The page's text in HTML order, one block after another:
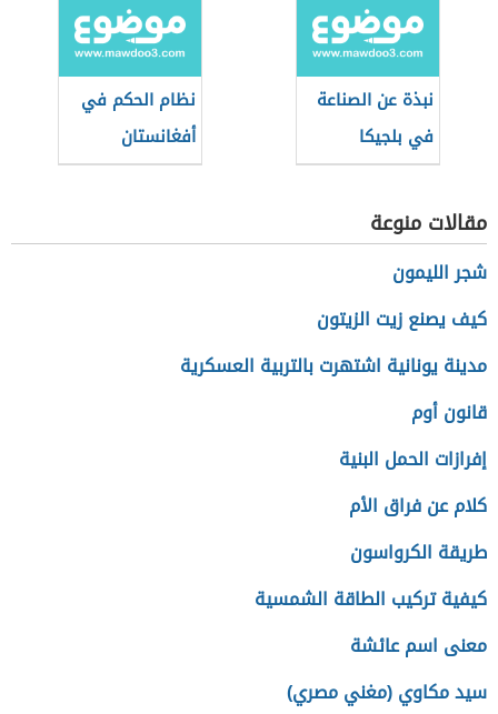
نبذة عن الصناعة
في بلجيكا
نظام الحكم في
أفغانستان
مقالات منوعة
شجر الليمون
كيف يصنع زيت الزيتون
مدينة يونانية اشتهرت بالتربية العسكرية
قانون أوم
إفرازات الحمل البنية
كلام عن فراق الأم
طريقة الكرواسون
كيفية تركيب الطاقة الشمسية
معنى اسم عائشة
سيد مكاوي (مغني مصري)